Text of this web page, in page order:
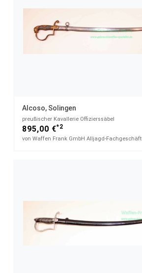
Alcoso, Solingen
preußischer Kavallerie Offizierssäbel
895,00 €*2
von Waffen Frank GmbH Alljagd-Fachgeschäft